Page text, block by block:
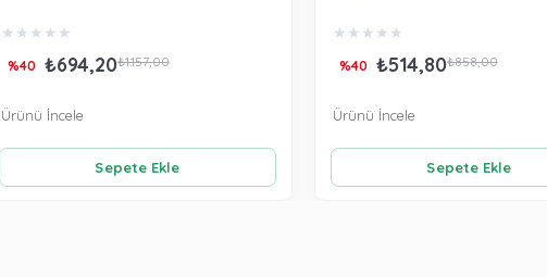
★ ★ ★ ★ ★
₺694,20₺1.157,00
%40
Sepete Ekle
Ürünü İncele
★ ★ ★ ★ ★
₺514,80₺858,00
%40
Sepete Ekle
Ürünü İncele